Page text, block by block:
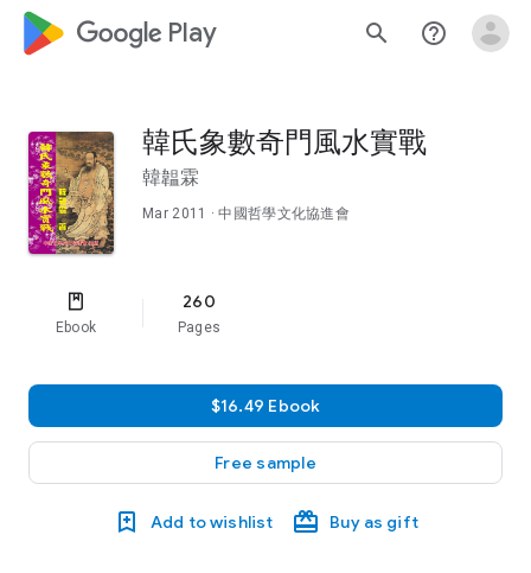
google_logo Play search help_outline
韓氏象數奇門風水實戰
韓韞霖
Mar 2011 · 中國哲學文化協進會
Ebook
260
Pages
$16.49 Ebook
Free sample
Add to wishlist Buy as gift